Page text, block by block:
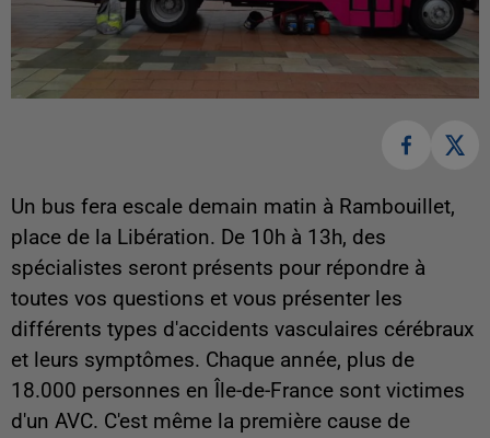
Un bus fera escale demain matin à Rambouillet,
place de la Libération. De 10h à 13h, des
spécialistes seront présents pour répondre à
toutes vos questions et vous présenter les
différents types d'accidents vasculaires cérébraux
et leurs symptômes. Chaque année, plus de
18.000 personnes en Île-de-France sont victimes
d'un AVC. C'est même la première cause de